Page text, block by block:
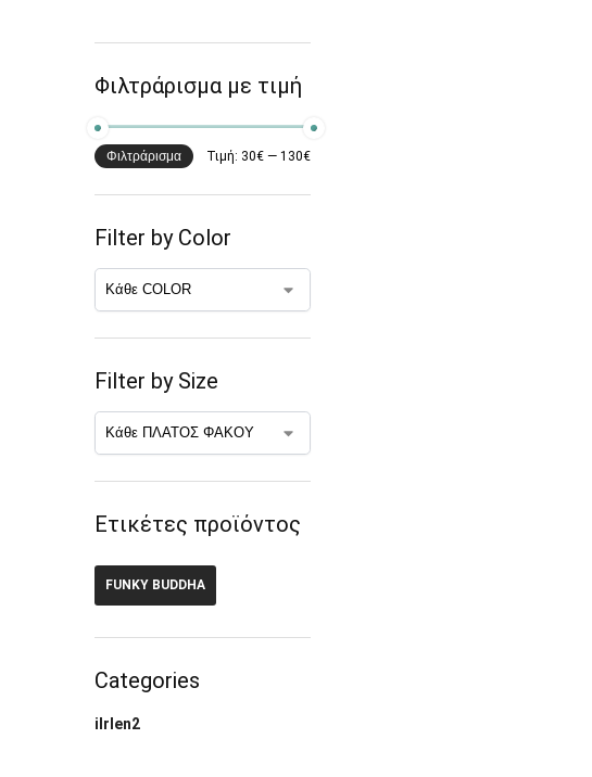
Φιλτράρισμα με τιμή
Φιλτράρισμα Τιμή: 30€— 130€
Filter by Color
Filter by Size
Ετικέτες προϊόντος
FUNKY BUDDHA
Categories
ilrlen2